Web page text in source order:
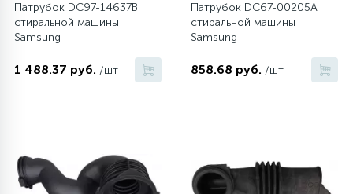
Патрубок DC97-14637B
стиральной машины
Samsung
1 488.37 руб. /шт
Патрубок DC67-00205A
стиральной машины
Samsung
858.68 руб. /шт